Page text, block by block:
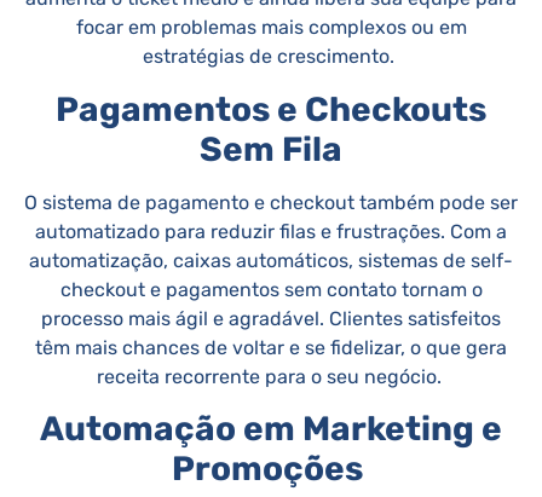
focar em problemas mais complexos ou em
estratégias de crescimento.
Pagamentos e Checkouts
Sem Fila
O sistema de pagamento e checkout também pode ser
automatizado para reduzir filas e frustrações. Com a
automatização, caixas automáticos, sistemas de self-
checkout e pagamentos sem contato tornam o
processo mais ágil e agradável. Clientes satisfeitos
têm mais chances de voltar e se fidelizar, o que gera
receita recorrente para o seu negócio.
Automação em Marketing e
Promoções